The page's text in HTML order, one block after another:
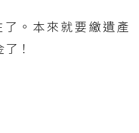
。本來就要繳遺產
！